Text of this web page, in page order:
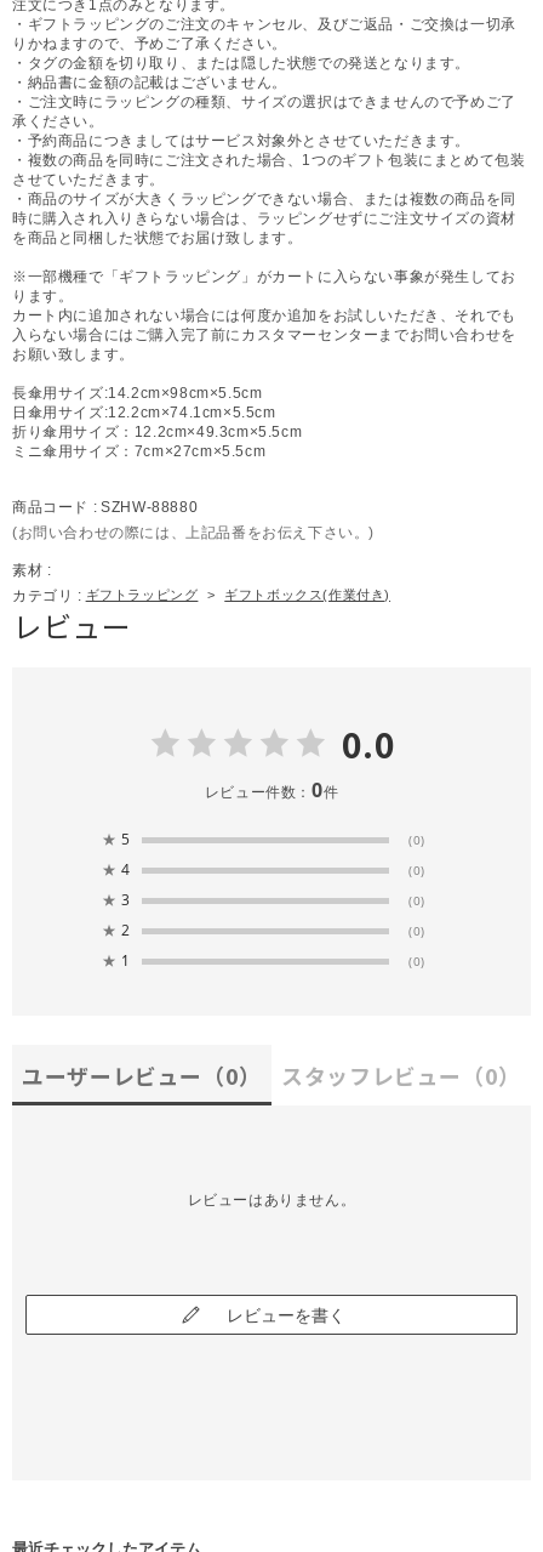
注文につき1点のみとなります。
・ギフトラッピングのご注文のキャンセル、及びご返品・ご交換は一切承
りかねますので、予めご了承ください。
・タグの金額を切り取り、または隠した状態での発送となります。
・納品書に金額の記載はございません。
・ご注文時にラッピングの種類、サイズの選択はできませんので予めご了
承ください。
・予約商品につきましてはサービス対象外とさせていただきます。
・複数の商品を同時にご注文された場合、1つのギフト包装にまとめて包装
させていただきます。
・商品のサイズが大きくラッピングできない場合、または複数の商品を同
時に購入され入りきらない場合は、ラッピングせずにご注文サイズの資材
を商品と同梱した状態でお届け致します。
※一部機種で「ギフトラッピング」がカートに入らない事象が発生してお
ります。
カート内に追加されない場合には何度か追加をお試しいただき、それでも
入らない場合にはご購入完了前にカスタマーセンターまでお問い合わせを
お願い致します。
長傘用サイズ:14.2cm×98cm×5.5cm
日傘用サイズ:12.2cm×74.1cm×5.5cm
折り傘用サイズ：12.2cm×49.3cm×5.5cm
ミニ傘用サイズ：7cm×27cm×5.5cm
商品コード : SZHW-88880
(お問い合わせの際には、上記品番をお伝え下さい。)
素材 :
カテゴリ : ギフトラッピング > ギフトボックス(作業付き)
レビュー
0.0
レビュー件数： 0件
★ 5 (0)
★ 4 (0)
★ 3 (0)
★ 2 (0)
★ 1 (0)
ユーザーレビュー （0） スタッフレビュー （0）
レビューはありません。
レビューを書く